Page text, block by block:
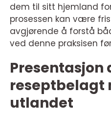
dem til sitt hjemland
prosessen kan være
avgjørende å forstå
ved denne praksisen
Presentasjon
reseptbelagt
utlandet